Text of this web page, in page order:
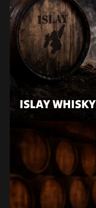
ISLAY WHISKY